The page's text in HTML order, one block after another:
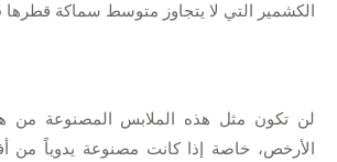
الكشمير التي لا يتجاوز متوسط سماكة قطرها 0.0155 ملم.
لن تكون مثل هذه الملابس المصنوعة من
الأرخص، خاصة إذا كانت مصنوعة يدوياً من